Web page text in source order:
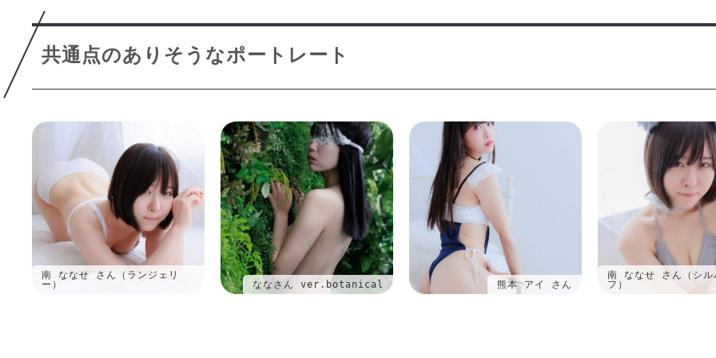
共通点のありそうなポートレート
南 ななせ さん（ランジェリ
ー）
ななさん ver.botanical 熊本 アイ さん
南 ななせ さん（シル
フ）